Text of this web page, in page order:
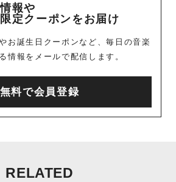
報や
定クーポンをお届け
お誕生日クーポンなど、毎日の音楽
情報をメールで配信します。
無料で会員登録
RELATED